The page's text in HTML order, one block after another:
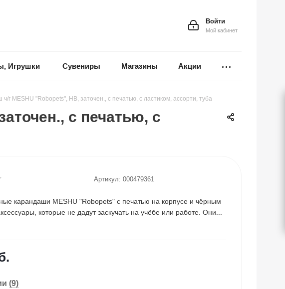
Войти
Мой кабинет
Игрушки Сувениры Магазины Акции
г MESHU "Robopets", HB, заточен., с печатью, с ластиком, ассорти, туба
с печатью, с
Артикул: 000479361
карандаши MESHU "Robopets" с печатью на корпусе и чёрным
которые не дадут заскучать на учёбе или работе. Они...
(9)